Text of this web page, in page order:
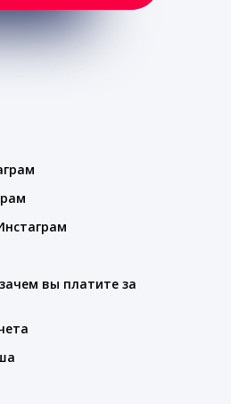
вы платите за